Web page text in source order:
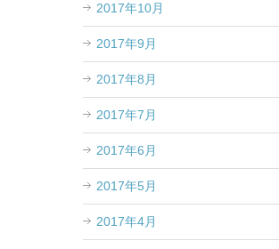
2017年10月
2017年9月
2017年8月
2017年7月
2017年6月
2017年5月
2017年4月